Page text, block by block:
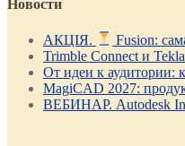
Новости
АКЦІЯ. Fusion:
Trimble Connect и
От идеи к аудитории:
MagiCAD 2027:
ВЕБИНАР. Autodesk